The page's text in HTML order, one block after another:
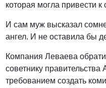
которая могла привести к
И сам муж высказал
ангел. И не оставила бы
Компания Леваева
советнику
требованием создать